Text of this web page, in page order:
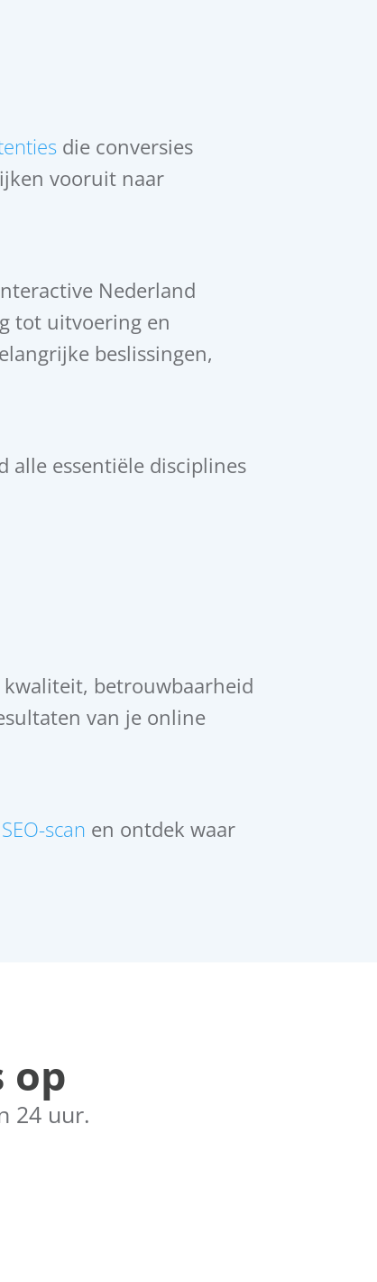
die conversies
vooruit naar
Nederland
tot uitvoering en
beslissingen,
alle essentiële disciplines
kwaliteit, betrouwbaarheid
van je online
scan en ontdek waar
op
24 uur.